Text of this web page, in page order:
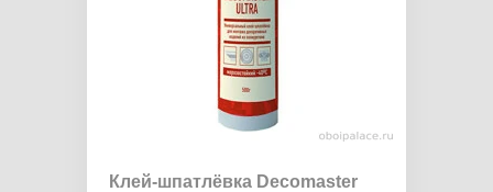
Клей-шпатлёвка Decomaster